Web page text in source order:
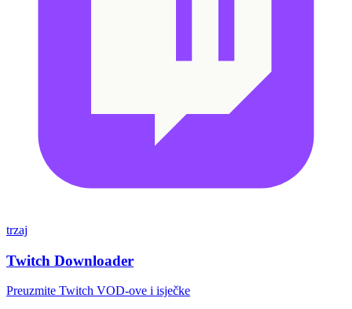
trzaj
Twitch Downloader
Preuzmite Twitch VOD-ove i isječke